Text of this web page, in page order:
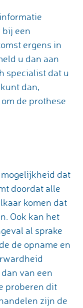
een
ergens in
u dan aan
specialist dat u
dan,
de prothese
dat
doordat alle
komen dat
Ook kan het
al sprake
de opname en
van een
proberen dit
zijn de